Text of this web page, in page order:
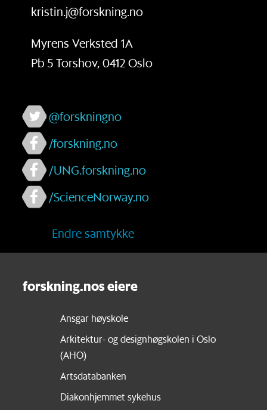
kristin.j@forskning.no
Myrens Verksted 1A
Pb 5 Torshov, 0412 Oslo
@forskningno
/forskning.no
/UNG.forskning.no
/ScienceNorway.no
Endre samtykke
forskning.nos eiere
Ansgar høyskole
Arkitektur- og designhøgskolen i Oslo
(AHO)
Artsdatabanken
Diakonhjemmet sykehus